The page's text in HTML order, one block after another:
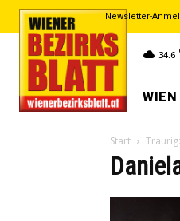
Newsletter-
34.6
Start